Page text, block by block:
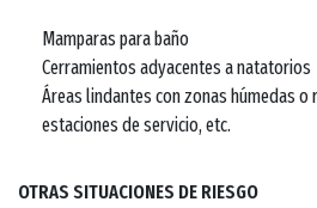
Mamparas para baño
Cerramientos adyacentes a natatorios
Áreas lindantes con zonas húmedas
estaciones de servicio, etc.
OTRAS SITUACIONES DE RIESGO